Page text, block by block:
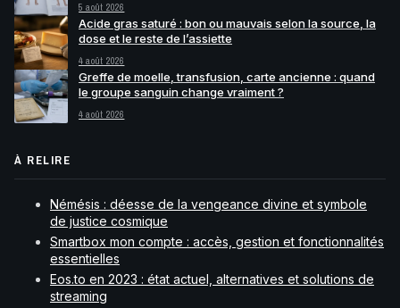
5 août 2026
Acide gras saturé : bon ou mauvais selon la source, la
dose et le reste de l’assiette
4 août 2026
Greffe de moelle, transfusion, carte ancienne : quand
le groupe sanguin change vraiment ?
4 août 2026
À RELIRE
Némésis : déesse de la vengeance divine et symbole
de justice cosmique
Smartbox mon compte : accès, gestion et fonctionnalités
essentielles
Eos.to en 2023 : état actuel, alternatives et solutions de
streaming